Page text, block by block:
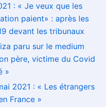
: « Je veux que les
paient» : après les
devant les tribunaux
paru sur le medium
père, victime du Covid
»
2021 : « Les étrangers
France »